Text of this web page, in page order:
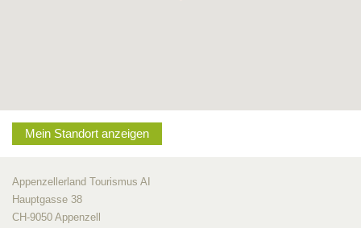
Mein Standort anzeigen
Appenzellerland Tourismus AI
Hauptgasse 38
CH-9050 Appenzell